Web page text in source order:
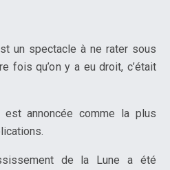
un spectacle à ne rater sous
fois qu’on y a eu droit, c’était
annoncée comme la plus
de la Lune a été